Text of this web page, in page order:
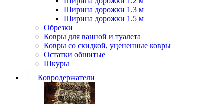
Ширина дорожки 1.3 м
Ширина дорожки 1.5 м
Обрезки
Ковры для ванной и туалета
Ковры со скидкой, уцененные ковры
Остатки обшитые
Шкуры
Ковродержатели